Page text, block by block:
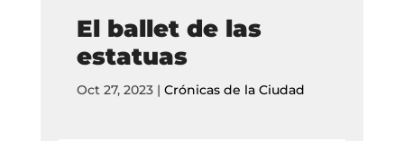
El ballet de las
estatuas
Oct 27, 2023| Crónicas de la Ciudad